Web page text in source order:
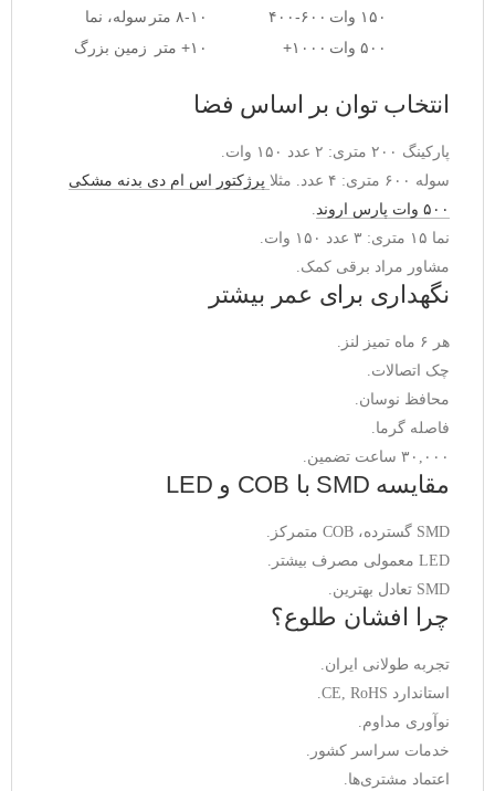
۱۵۰ وات
۴۰۰-۶۰۰ ۸-۱۰ متر
سوله، نما
۵۰۰ وات
۱۰۰۰+ ۱۰+ متر زمین بزرگ
انتخاب توان بر اساس فضا
پارکینگ ۲۰۰ متری: ۲ عدد ۱۵۰ وات.
سوله ۶۰۰ متری: ۴ عدد. مثلا
۵۰۰ وات پارس اروند
.
نما ۱۵ متری: ۳ عدد ۱۵۰ وات.
مشاور مراد برقی کمک.
نگهداری برای عمر بیشتر
هر ۶ ماه تمیز لنز.
چک اتصالات.
محافظ نوسان.
فاصله گرما.
۳۰,۰۰۰ ساعت تضمین.
مقایسه SMD با COB و LED
SMD گسترده، COB متمرکز.
LED معمولی مصرف بیشتر.
SMD تعادل بهترین.
چرا افشان طلوع؟
تجربه طولانی ایران.
استاندارد CE, RoHS.
نوآوری مداوم.
خدمات سراسر کشور.
اعتماد مشتری‌ها.